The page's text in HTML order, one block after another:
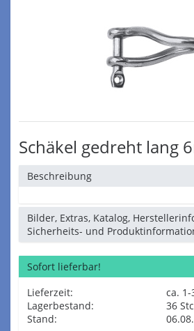
Schäkel gedreht lang
Beschreibung
Bilder, Extras, Katalog,
Sicherheits- und
Sofort lieferbar!
Lieferzeit:
ca. 1-
Lagerbestand:
36
Stand: